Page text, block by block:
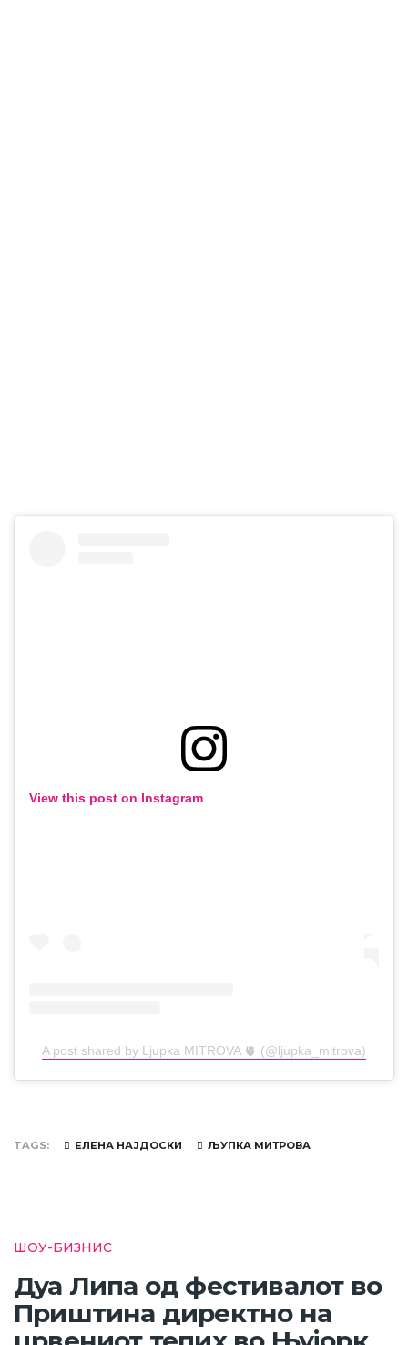
View this post on Instagram
A post shared by Ljupka MITROVA 🫀 (@ljupka_mitrova)
TAGS ЕЛЕНА НАЈДОСКИ ЉУПКА МИТРОВА
ШОУ-БИЗНИС
Дуа Липа од фестивалот во
Приштина директно на